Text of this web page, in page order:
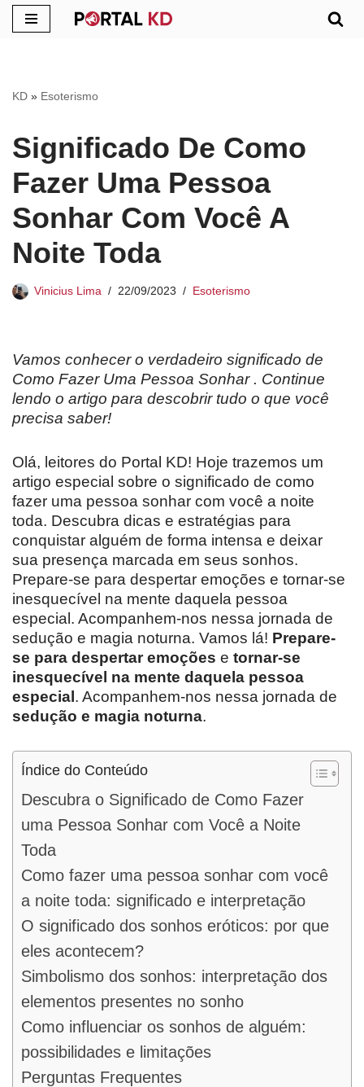
conteúdo
KD » Esoterismo
Significado De Como
Fazer Uma Pessoa
Sonhar Com Você A
Noite Toda
Vinicius Lima 22/09/2023 Esoterismo
Vamos conhecer o verdadeiro significado de
Como Fazer Uma Pessoa Sonhar . Continue
lendo o artigo para descobrir tudo o que você
precisa saber!
Olá, leitores do Portal KD! Hoje trazemos um
artigo especial sobre o significado de como
fazer uma pessoa sonhar com você a noite
toda. Descubra dicas e estratégias para
conquistar alguém de forma intensa e deixar
sua presença marcada em seus sonhos.
Prepare-se para despertar emoções e tornar-se
inesquecível na mente daquela pessoa
especial. Acompanhem-nos nessa jornada de
sedução e magia noturna. Vamos lá! Prepare-
se para despertar emoções e tornar-se
inesquecível na mente daquela pessoa
especial . Acompanhem-nos nessa jornada de
sedução e magia noturna.
Índice do Conteúdo
Descubra o Significado de Como Fazer
uma Pessoa Sonhar com Você a Noite
Toda
Como fazer uma pessoa sonhar com você
a noite toda: significado e interpretação
O significado dos sonhos eróticos: por que
eles acontecem?
Simbolismo dos sonhos: interpretação dos
elementos presentes no sonho
Como influenciar os sonhos de alguém:
possibilidades e limitações
Perguntas Frequentes